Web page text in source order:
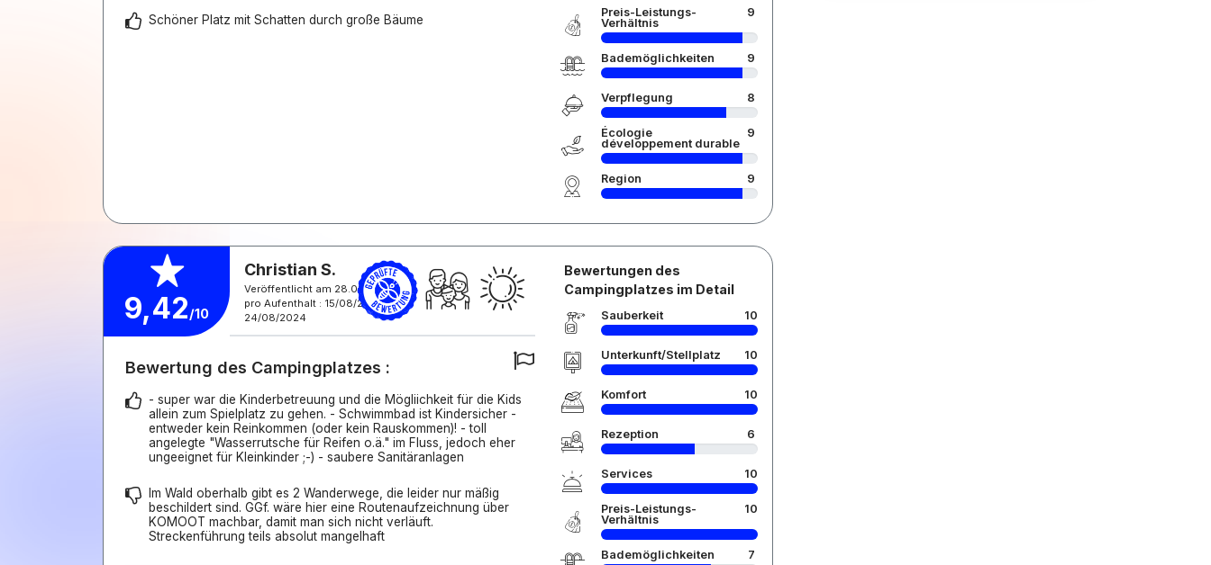
Schöner Platz mit Schatten durch große Bäume
Preis-Leistungs-
Verhältnis
9
Bademöglichkeiten 9
Verpflegung 8
Écologie
développement durable
9
Region 9
9,42/10
Christian S.
Veröffentlicht am 28.08.2024
pro Aufenthalt : 15/08/2024 -
24/08/2024
Bewertung des Campingplatzes :
- super war die Kinderbetreuung und die Mögliichkeit für die Kids
allein zum Spielplatz zu gehen. - Schwimmbad ist Kindersicher -
entweder kein Reinkommen (oder kein Rauskommen)! - toll
angelegte "Wasserrutsche für Reifen o.ä." im Fluss, jedoch eher
ungeeignet für Kleinkinder ;-) - saubere Sanitäranlagen
Im Wald oberhalb gibt es 2 Wanderwege, die leider nur mäßig
beschildert sind. GGf. wäre hier eine Routenaufzeichnung über
KOMOOT machbar, damit man sich nicht verläuft.
Streckenführung teils absolut mangelhaft
Bewertungen des
Campingplatzes im Detail
Sauberkeit 10
Unterkunft/Stellplatz 10
Komfort 10
Rezeption 6
Services 10
Preis-Leistungs-
Verhältnis
10
Bademöglichkeiten 7